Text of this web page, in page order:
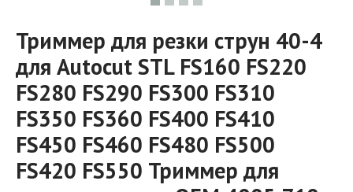
Триммер для резки струн 40-4
для Autocut STL FS160 FS220
FS280 FS290 FS300 FS310
FS350 FS360 FS400 FS410
FS450 FS460 FS480 FS500
FS420 FS550 Триммер для